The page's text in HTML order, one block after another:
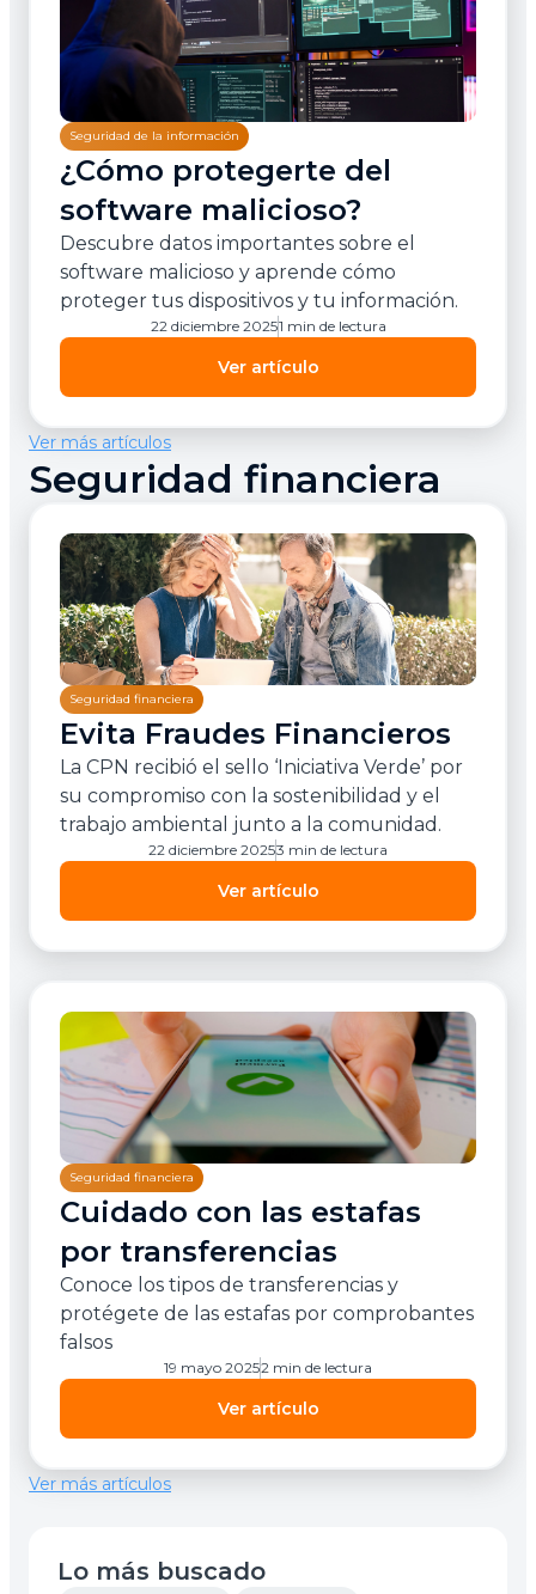
Seguridad de la información
¿Cómo protegerte del
software malicioso?
Descubre datos importantes sobre el
software malicioso y aprende cómo
proteger tus dispositivos y tu información.
Ver artículo
22 diciembre 20251 min de lectura
Ver más artículos
Seguridad financiera
Seguridad financiera
Evita Fraudes Financieros
La CPN recibió el sello ‘Iniciativa Verde’ por
su compromiso con la sostenibilidad y el
trabajo ambiental junto a la comunidad.
Ver artículo
22 diciembre 20253 min de lectura
Seguridad financiera
Cuidado con las estafas
por transferencias
Conoce los tipos de transferencias y
protégete de las estafas por comprobantes
falsos
Ver artículo
19 mayo 20252 min de lectura
Ver más artículos
Lo más buscado